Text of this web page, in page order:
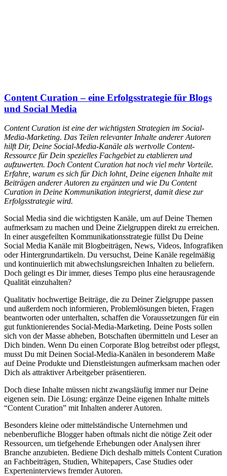
Content Curation – eine Erfolgsstrategie für Blogs
und Social Media
Content Curation ist eine der wichtigsten Strategien im Social-
Media-Marketing. Das Teilen relevanter Inhalte anderer Autoren
hilft Dir, Deine Social-Media-Kanäle als wertvolle Content-
Ressource für Dein spezielles Fachgebiet zu etablieren und
aufzuwerten. Doch Content Curation hat noch viel mehr Vorteile.
Erfahre, warum es sich für Dich lohnt, Deine eigenen Inhalte mit
Beiträgen anderer Autoren zu ergänzen und wie Du Content
Curation in Deine Kommunikation integrierst, damit diese zur
Erfolgsstrategie wird.
Social Media sind die wichtigsten Kanäle, um auf Deine Themen
aufmerksam zu machen und Deine Zielgruppen direkt zu erreichen.
In einer ausgefeilten Kommunikationsstrategie füllst Du Deine
Social Media Kanäle mit Blogbeiträgen, News, Videos, Infografiken
oder Hintergrundartikeln. Du versuchst, Deine Kanäle regelmäßig
und kontinuierlich mit abwechslungsreichen Inhalten zu beliefern.
Doch gelingt es Dir immer, dieses Tempo plus eine herausragende
Qualität einzuhalten?
Qualitativ hochwertige Beiträge, die zu Deiner Zielgruppe passen
und außerdem noch informieren, Problemlösungen bieten, Fragen
beantworten oder unterhalten, schaffen die Voraussetzungen für ein
gut funktionierendes Social-Media-Marketing. Deine Posts sollen
sich von der Masse abheben, Botschaften übermitteln und Leser an
Dich binden. Wenn Du einen Corporate Blog betreibst oder pflegst,
musst Du mit Deinen Social-Media-Kanälen in besonderem Maße
auf Deine Produkte und Dienstleistungen aufmerksam machen oder
Dich als attraktiver Arbeitgeber präsentieren.
Doch diese Inhalte müssen nicht zwangsläufig immer nur Deine
eigenen sein. Die Lösung: ergänze Deine eigenen Inhalte mittels
“Content Curation” mit Inhalten anderer Autoren.
Besonders kleine oder mittelständische Unternehmen und
nebenberufliche Blogger haben oftmals nicht die nötige Zeit oder
Ressourcen, um tiefgehende Erhebungen oder Analysen ihrer
Branche anzubieten. Bediene Dich deshalb mittels Content Curation
an Fachbeiträgen, Studien, Whitepapers, Case Studies oder
Experteninterviews fremder Autoren.